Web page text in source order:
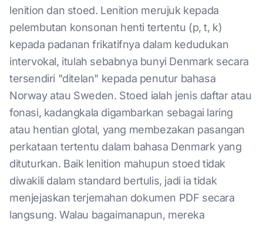
lenition dan stoed. Lenition merujuk kepada
pelembutan konsonan henti tertentu (p, t, k)
kepada padanan frikatifnya dalam kedudukan
intervokal, itulah sebabnya bunyi Denmark secara
tersendiri "ditelan" kepada penutur bahasa
Norway atau Sweden. Stoed ialah jenis daftar atau
fonasi, kadangkala digambarkan sebagai laring
atau hentian glotal, yang membezakan pasangan
perkataan tertentu dalam bahasa Denmark yang
dituturkan. Baik lenition mahupun stoed tidak
diwakili dalam standard bertulis, jadi ia tidak
menjejaskan terjemahan dokumen PDF secara
langsung. Walau bagaimanapun, mereka